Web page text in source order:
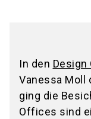
In den
Vanessa Moll
ging die
Offices sind